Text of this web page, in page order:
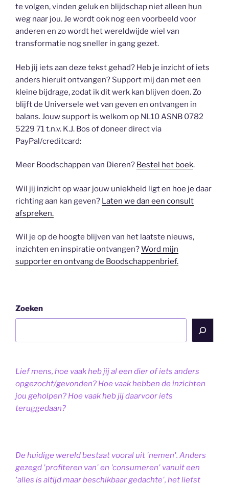
te volgen, vinden geluk en blijdschap niet alleen hun
weg naar jou. Je wordt ook nog een voorbeeld voor
anderen en zo wordt het wereldwijde wiel van
transformatie nog sneller in gang gezet.
Heb jij iets aan deze tekst gehad? Heb je inzicht of iets
anders hieruit ontvangen? Support mij dan met een
kleine bijdrage, zodat ik dit werk kan blijven doen. Zo
blijft de Universele wet van geven en ontvangen in
balans. Jouw support is welkom op NL10 ASNB 0782
5229 71 t.n.v. K.J. Bos of doneer direct via
PayPal/creditcard:
Meer Boodschappen van Dieren? Bestel het boek.
Wil jij inzicht op waar jouw uniekheid ligt en hoe je daar
richting aan kan geven? Laten we dan een consult
afspreken.
Wil je op de hoogte blijven van het laatste nieuws,
inzichten en inspiratie ontvangen?Word mijn
supporter en ontvang de Boodschappenbrief.
Zoeken
Lief mens, hoe vaak heb jij al een dier of iets anders
opgezocht/gevonden? Hoe vaak hebben de inzichten
jou geholpen? Hoe vaak heb jij daarvoor iets
teruggedaan?
De huidige wereld bestaat vooral uit 'nemen'. Anders
gezegd 'profiteren van' en 'consumeren' vanuit een
'alles is altijd maar beschikbaar gedachte', het liefst